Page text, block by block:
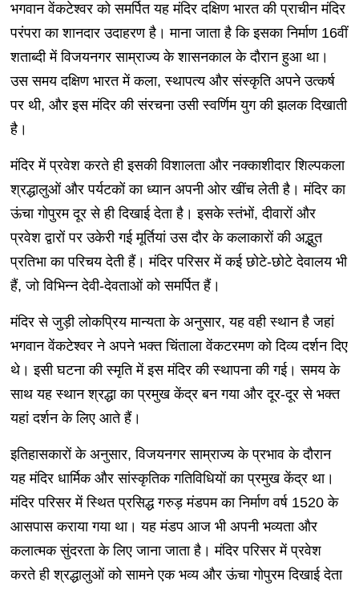
भगवान वेंकटेश्वर को समर्पित यह मंदिर दक्षिण भारत की प्राचीन मंदिर
परंपरा का शानदार उदाहरण है। माना जाता है कि इसका निर्माण 16वीं
शताब्दी में विजयनगर साम्राज्य के शासनकाल के दौरान हुआ था।
उस समय दक्षिण भारत में कला, स्थापत्य और संस्कृति अपने उत्कर्ष
पर थी, और इस मंदिर की संरचना उसी स्वर्णिम युग की झलक दिखाती
है।
मंदिर में प्रवेश करते ही इसकी विशालता और नक्काशीदार शिल्पकला
श्रद्धालुओं और पर्यटकों का ध्यान अपनी ओर खींच लेती है। मंदिर का
ऊंचा गोपुरम दूर से ही दिखाई देता है। इसके स्तंभों, दीवारों और
प्रवेश द्वारों पर उकेरी गई मूर्तियां उस दौर के कलाकारों की अद्भुत
प्रतिभा का परिचय देती हैं। मंदिर परिसर में कई छोटे-छोटे देवालय भी
हैं, जो विभिन्न देवी-देवताओं को समर्पित हैं।
मंदिर से जुड़ी लोकप्रिय मान्यता के अनुसार, यह वही स्थान है जहां
भगवान वेंकटेश्वर ने अपने भक्त चिंताला वेंकटरमण को दिव्य दर्शन दिए
थे। इसी घटना की स्मृति में इस मंदिर की स्थापना की गई। समय के
साथ यह स्थान श्रद्धा का प्रमुख केंद्र बन गया और दूर-दूर से भक्त
यहां दर्शन के लिए आते हैं।
इतिहासकारों के अनुसार, विजयनगर साम्राज्य के प्रभाव के दौरान
यह मंदिर धार्मिक और सांस्कृतिक गतिविधियों का प्रमुख केंद्र था।
मंदिर परिसर में स्थित प्रसिद्ध गरुड़ मंडपम का निर्माण वर्ष 1520 के
आसपास कराया गया था। यह मंडप आज भी अपनी भव्यता और
कलात्मक सुंदरता के लिए जाना जाता है। मंदिर परिसर में प्रवेश
करते ही श्रद्धालुओं को सामने एक भव्य और ऊंचा गोपुरम दिखाई देता